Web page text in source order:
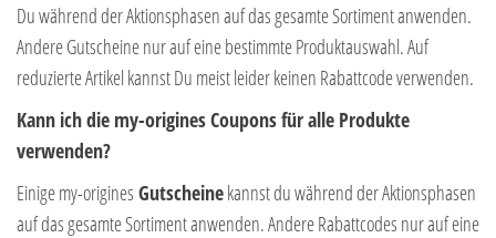
Du während der Aktionsphasen auf das gesamte Sortiment anwenden.
Andere Gutscheine nur auf eine bestimmte Produktauswahl. Auf
reduzierte Artikel kannst Du meist leider keinen Rabattcode verwenden.
Kann ich die my-origines Coupons für alle Produkte
verwenden?
Einige my-origines Gutscheinekannst du während der Aktionsphasen
auf das gesamte Sortiment anwenden. Andere Rabattcodes nur auf eine